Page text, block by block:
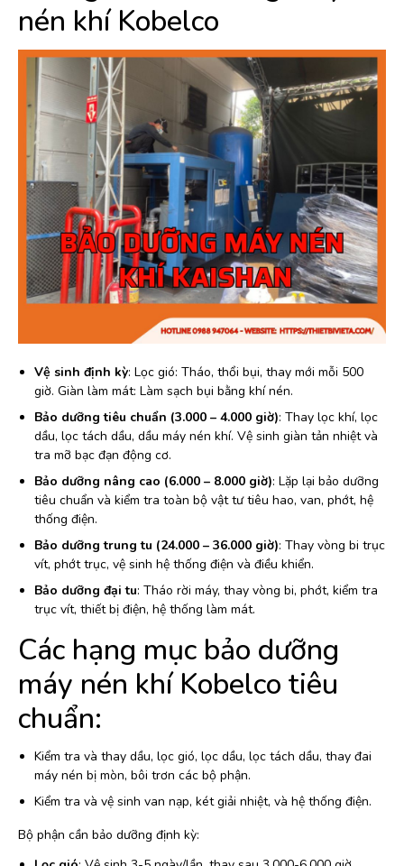
nén khí Kobelco
Vệ sinh định kỳ: Lọc gió: Tháo, thổi bụi, thay mới mỗi 500
giờ. Giàn làm mát: Làm sạch bụi bằng khí nén.
Bảo dưỡng tiêu chuẩn (3.000 – 4.000 giờ): Thay lọc khí, lọc
dầu, lọc tách dầu, dầu máy nén khí. Vệ sinh giàn tản nhiệt và
tra mỡ bạc đạn động cơ.
Bảo dưỡng nâng cao (6.000 – 8.000 giờ): Lặp lại bảo dưỡng
tiêu chuẩn và kiểm tra toàn bộ vật tư tiêu hao, van, phớt, hệ
thống điện.
Bảo dưỡng trung tu (24.000 – 36.000 giờ): Thay vòng bi trục
vít, phớt trục, vệ sinh hệ thống điện và điều khiển.
Bảo dưỡng đại tu: Tháo rời máy, thay vòng bi, phớt, kiểm tra
trục vít, thiết bị điện, hệ thống làm mát.
Các hạng mục bảo dưỡng
máy nén khí Kobelco tiêu
chuẩn:
Kiểm tra và thay dầu, lọc gió, lọc dầu, lọc tách dầu, thay đai
máy nén bị mòn, bôi trơn các bộ phận.
Kiểm tra và vệ sinh van nạp, két giải nhiệt, và hệ thống điện.
Bộ phận cần bảo dưỡng định kỳ: